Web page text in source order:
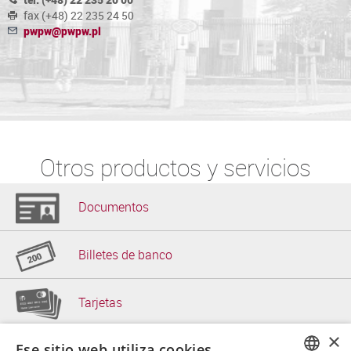
fax (+48) 22 235 24 50
pwpw@pwpw.pl
Otros productos y servicios
Documentos
Billetes de banco
Tarjetas
×